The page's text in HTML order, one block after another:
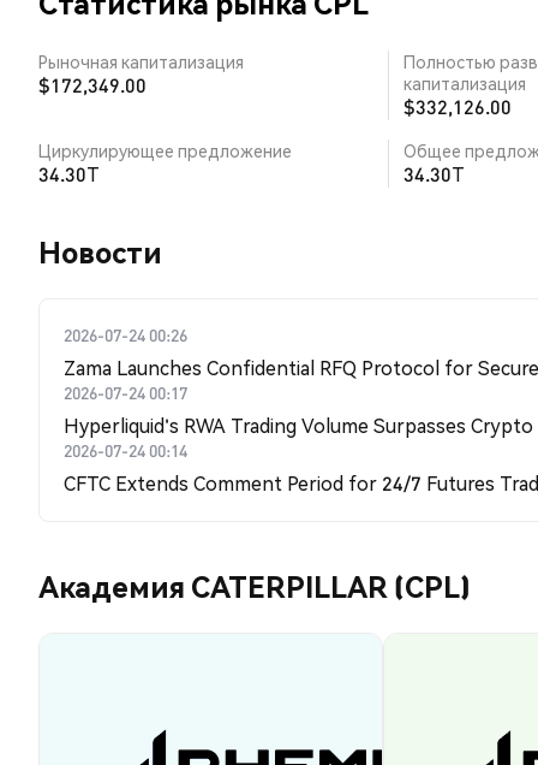
Рыночная капитализация
$172,349.00
Полностью
капитализация
$332,126.00
Циркулирующее предложение
34.30T
Общее
34.30T
Новости
2026-07-24 00:26
Zama Launches Confidential RFQ Protocol for
2026-07-24 00:17
Hyperliquid's RWA Trading Volume Surpasses
2026-07-24 00:14
CFTC Extends Comment Period for 24/7 Futures
Академия CATERPILLAR (CPL)